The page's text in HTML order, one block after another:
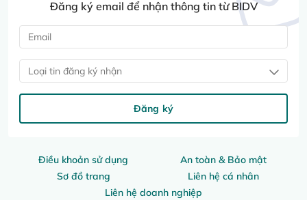
Điều khoản sử dụng
An toàn & Bảo mật
Sơ đồ trang
Liên hệ cá nhân
Liên hệ doanh nghiệp
Đăng ký email để nhận thông tin từ BIDV
Loại tin đăng ký nhận
Đăng ký